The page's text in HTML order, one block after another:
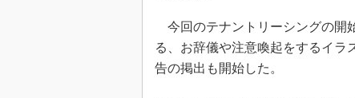
今回のテナントリーシングの開
る、お辞儀や注意喚起をするイラ
告の掲出も開始した。